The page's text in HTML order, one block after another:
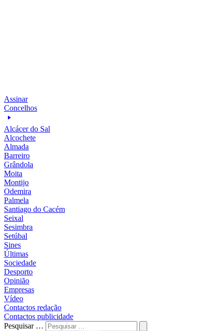
Assinar
Concelhos
Alcácer do Sal
Alcochete
Almada
Barreiro
Grândola
Moita
Montijo
Odemira
Palmela
Santiago do Cacém
Seixal
Sesimbra
Setúbal
Sines
Últimas
Sociedade
Desporto
Opinião
Empresas
Vídeo
Contactos redação
Contactos publicidade
Pesquisar …